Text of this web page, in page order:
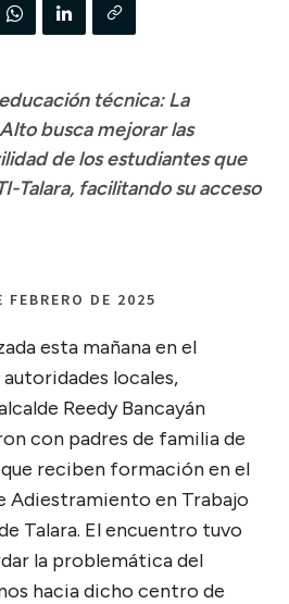
técnica: La
busca mejorar las
de los estudiantes que
Talara, facilitando su acceso
FEBRERO DE 2025
esta mañana en el
locales,
Reedy Bancayán
con padres de familia de
reciben formación en el
Adiestramiento en Trabajo
Talara. El encuentro tuvo
la problemática del
hacia dicho centro de